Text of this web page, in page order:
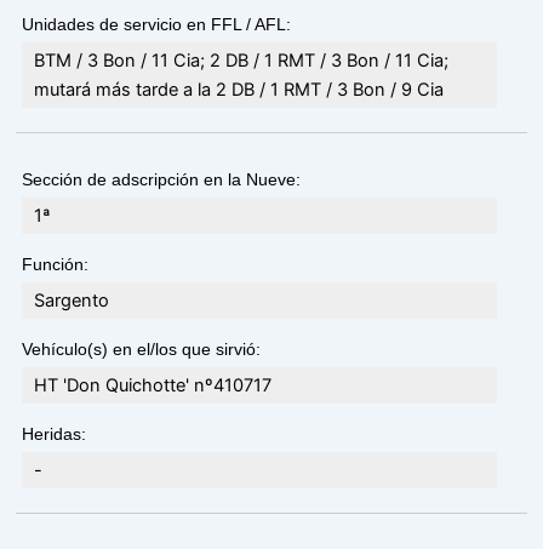
Unidades de servicio en FFL / AFL:
BTM / 3 Bon / 11 Cia; 2 DB / 1 RMT / 3 Bon / 11 Cia;
mutará más tarde a la 2 DB / 1 RMT / 3 Bon / 9 Cia
Sección de adscripción en la Nueve:
1ª
Función:
Sargento
Vehículo(s) en el/los que sirvió:
HT 'Don Quichotte' nº410717
Heridas:
-